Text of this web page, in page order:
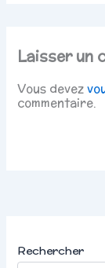
Laisser un
Vous devez
commentaire.
Rechercher